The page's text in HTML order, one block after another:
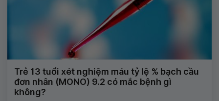
Trẻ 13 tuổi xét nghiệm máu tỷ lệ % bạch cầu
đơn nhân (MONO) 9.2 có mắc bệnh gì
không?